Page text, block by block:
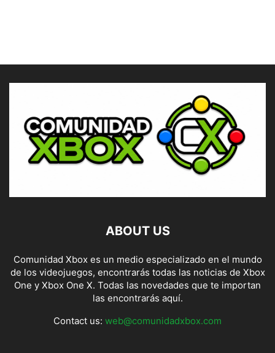
ABOUT US
Comunidad Xbox es un medio especializado en el mundo
de los videojuegos, encontrarás todas las noticias de Xbox
One y Xbox One X. Todas las novedades que te importan
las encontrarás aquí.
Contact us: web@comunidadxbox.com